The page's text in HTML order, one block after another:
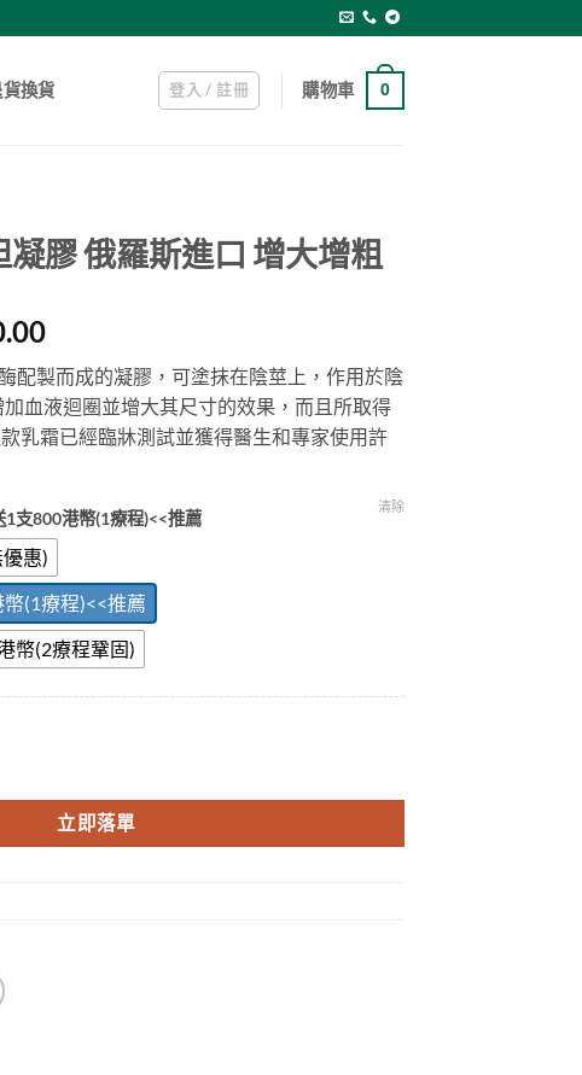
換貨 登入 / 註冊 購物車 0
凝膠 俄羅斯進口 增大增粗
Price
range:
$399.00
through
$1,500.00
配製而成的凝膠，可塗抹在陰莖上，作用於陰
血液迴圈並增大其尺寸的效果，而且所取得
乳霜已經臨牀測試並獲得醫生和專家使用許
1支800港幣(1療程)<<推薦
惠)
(1療程)<<推薦
幣(2療程鞏固)
清除
立即落單